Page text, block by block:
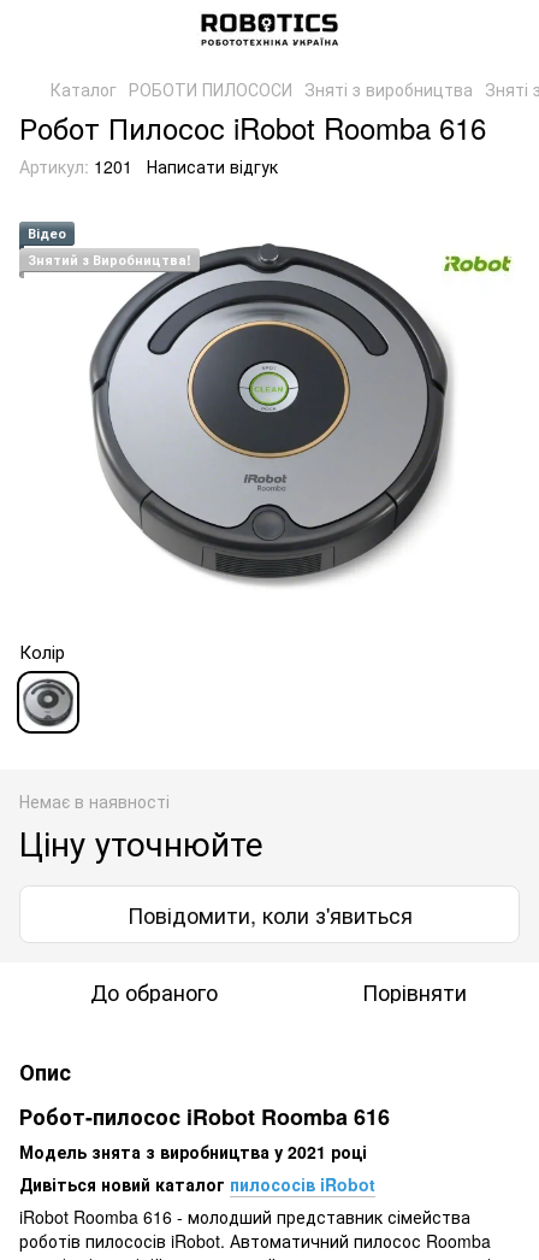
Каталог РОБОТИ ПИЛОСОСИ Зняті з виробництва Зняті
Робот Пилосос iRobot Roomba 616
Артикул: 1201 Написати відгук
Відео
Знятий з Виробництва!
Колір
Немає в наявності
Ціну уточнюйте
Повідомити, коли з'явиться
До обраного Порівняти
Опис
Робот-пилосос iRobot Roomba 616
Модель знята з виробництва у 2021 році
Дивіться новий каталог пилососів iRobot
iRobot Roomba 616 - молодший представник сімейства
роботів пилососів iRobot. Автоматичний пилосос Roomba